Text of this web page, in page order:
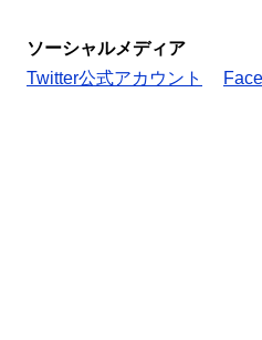
ソーシャルメディア
Twitter公式アカウント